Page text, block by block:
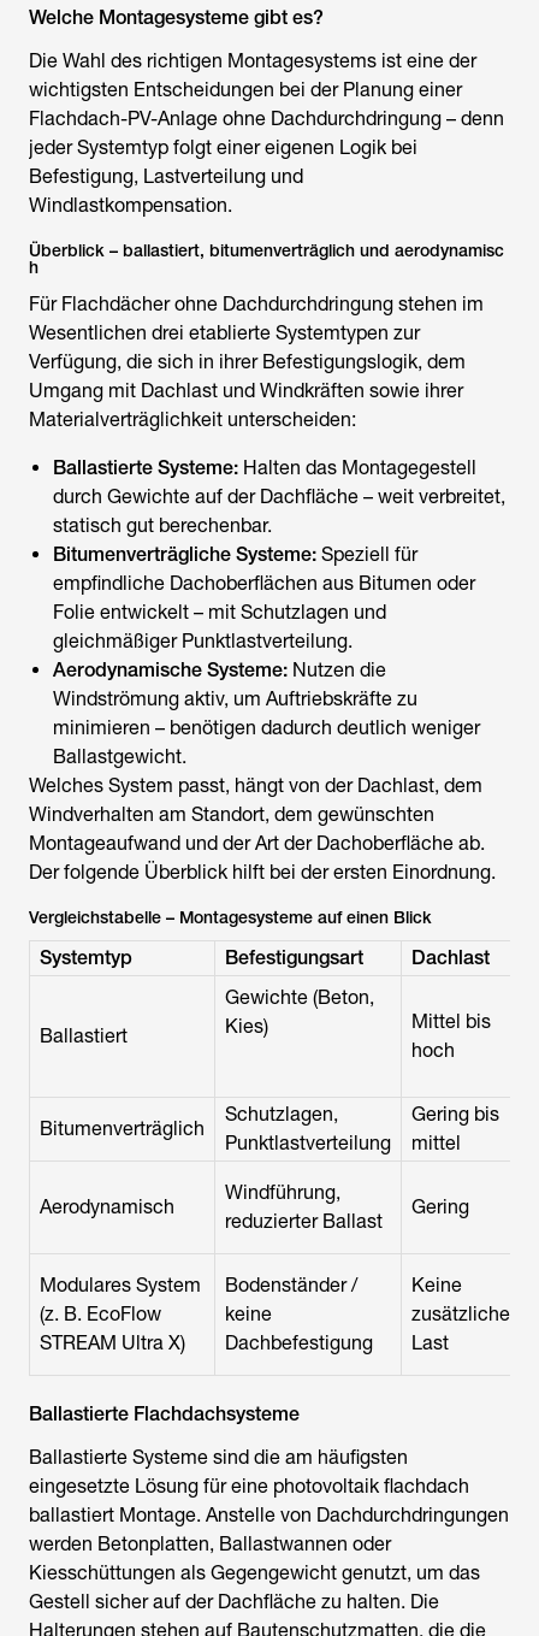
Welche Montagesysteme gibt es?
Die Wahl des richtigen Montagesystems ist eine der
wichtigsten Entscheidungen bei der Planung einer
Flachdach-PV-Anlage ohne Dachdurchdringung – denn
jeder Systemtyp folgt einer eigenen Logik bei
Befestigung, Lastverteilung und
Windlastkompensation.
Überblick – ballastiert, bitumenverträglich und aerodynamisc
h
Für Flachdächer ohne Dachdurchdringung stehen im
Wesentlichen drei etablierte Systemtypen zur
Verfügung, die sich in ihrer Befestigungslogik, dem
Umgang mit Dachlast und Windkräften sowie ihrer
Materialverträglichkeit unterscheiden:
Ballastierte Systeme: Halten das Montagegestell
durch Gewichte auf der Dachfläche – weit verbreitet,
statisch gut berechenbar.
Bitumenverträgliche Systeme: Speziell für
empfindliche Dachoberflächen aus Bitumen oder
Folie entwickelt – mit Schutzlagen und
gleichmäßiger Punktlastverteilung.
Aerodynamische Systeme: Nutzen die
Windströmung aktiv, um Auftriebskräfte zu
minimieren – benötigen dadurch deutlich weniger
Ballastgewicht.
Welches System passt, hängt von der Dachlast, dem
Windverhalten am Standort, dem gewünschten
Montageaufwand und der Art der Dachoberfläche ab.
Der folgende Überblick hilft bei der ersten Einordnung.
Vergleichstabelle – Montagesysteme auf einen Blick
Systemtyp Befestigungsart Dachlast
Ballastiert
Gewichte (Beton,
Kies)
Mittel bis
hoch
Bitumenverträglich
Schutzlagen,
Punktlastverteilung
Gering bis
mittel
Aerodynamisch
Windführung,
reduzierter Ballast
Gering
Modulares System
(z. B. EcoFlow
STREAM Ultra X)
Bodenständer /
keine
Dachbefestigung
Keine
zusätzliche
Last
Ballastierte Flachdachsysteme
Ballastierte Systeme sind die am häufigsten
eingesetzte Lösung für eine photovoltaik flachdach
ballastiert Montage. Anstelle von Dachdurchdringungen
werden Betonplatten, Ballastwannen oder
Kiesschüttungen als Gegengewicht genutzt, um das
Gestell sicher auf der Dachfläche zu halten. Die
Halterungen stehen auf Bautenschutzmatten, die die